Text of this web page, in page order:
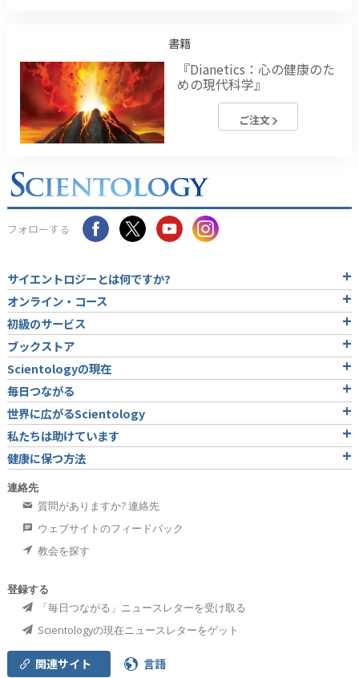
書籍
『Dianetics：心の健康のた
めの現代科学』
ご注文
フォローする
サイエントロジーとは何ですか?
オンライン・コース
初級のサービス
ブックストア
Scientologyの現在
毎日つながる
世界に広がるScientology
私たちは助けています
健康に保つ方法
連絡先
質問がありますか? 連絡先
ウェブサイトのフィードバック
教会を探す
登録する
「毎日つながる」ニュースレターを受け取る
Scientologyの現在ニュースレターをゲット
関連サイト 言語